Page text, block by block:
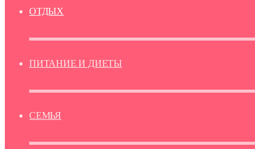
ОТДЫХ
ПИТАНИЕ И ДИЕТЫ
СЕМЬЯ